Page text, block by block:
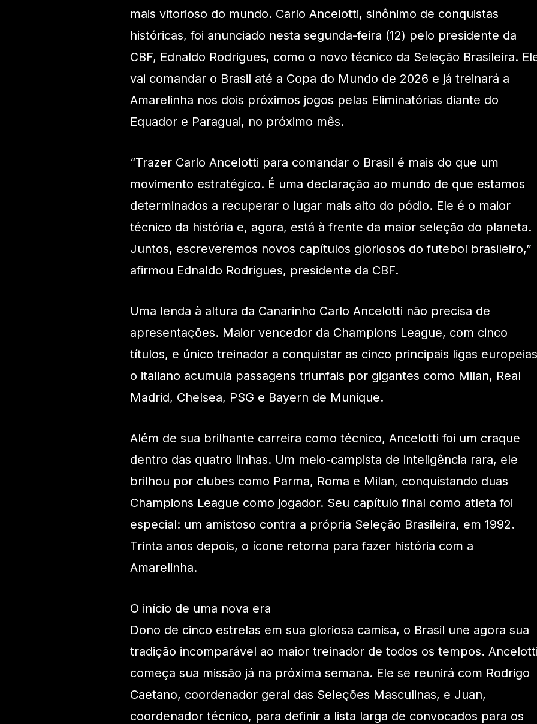
mais vitorioso do mundo. Carlo Ancelotti, sinônimo de conquistas
históricas, foi anunciado nesta segunda-feira (12) pelo presidente da
CBF, Ednaldo Rodrigues, como o novo técnico da Seleção Brasileira.
vai comandar o Brasil até a Copa do Mundo de 2026 e já treinará a
Amarelinha nos dois próximos jogos pelas Eliminatórias diante do
Equador e Paraguai, no próximo mês.
“Trazer Carlo Ancelotti para comandar o Brasil é mais do que um
movimento estratégico. É uma declaração ao mundo de que estamos
determinados a recuperar o lugar mais alto do pódio. Ele é o maior
técnico da história e, agora, está à frente da maior seleção do planeta.
Juntos, escreveremos novos capítulos gloriosos do futebol brasileiro,”
afirmou Ednaldo Rodrigues, presidente da CBF.
Uma lenda à altura da Canarinho Carlo Ancelotti não precisa de
apresentações. Maior vencedor da Champions League, com cinco
títulos, e único treinador a conquistar as cinco principais ligas
o italiano acumula passagens triunfais por gigantes como Milan, Real
Madrid, Chelsea, PSG e Bayern de Munique.
Além de sua brilhante carreira como técnico, Ancelotti foi um craque
dentro das quatro linhas. Um meio-campista de inteligência rara, ele
brilhou por clubes como Parma, Roma e Milan, conquistando duas
Champions League como jogador. Seu capítulo final como atleta foi
especial: um amistoso contra a própria Seleção Brasileira, em 1992.
Trinta anos depois, o ícone retorna para fazer história com a
Amarelinha.
O início de uma nova era
Dono de cinco estrelas em sua gloriosa camisa, o Brasil une agora sua
tradição incomparável ao maior treinador de todos os tempos.
começa sua missão já na próxima semana. Ele se reunirá com Rodrigo
Caetano, coordenador geral das Seleções Masculinas, e Juan,
coordenador técnico, para definir a lista larga de convocados para os